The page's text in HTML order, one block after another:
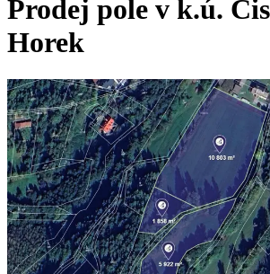
Prodej pole v k.ú.
Horek